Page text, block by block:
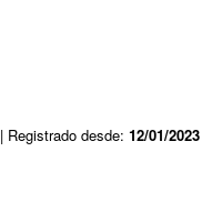
| Registrado desde: 12/01/2023